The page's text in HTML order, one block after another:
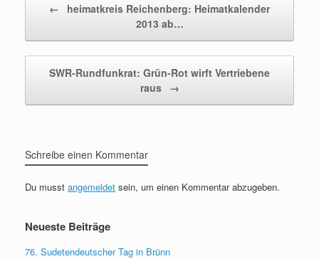
←
heimatkreis Reichenberg: Heimatkalender
2013 ab…
SWR-Rundfunkrat: Grün-Rot wirft Vertriebene
raus →
Schreibe einen Kommentar
Du musst angemeldet sein, um einen Kommentar abzugeben.
Neueste Beiträge
76. Sudetendeutscher Tag in Brünn